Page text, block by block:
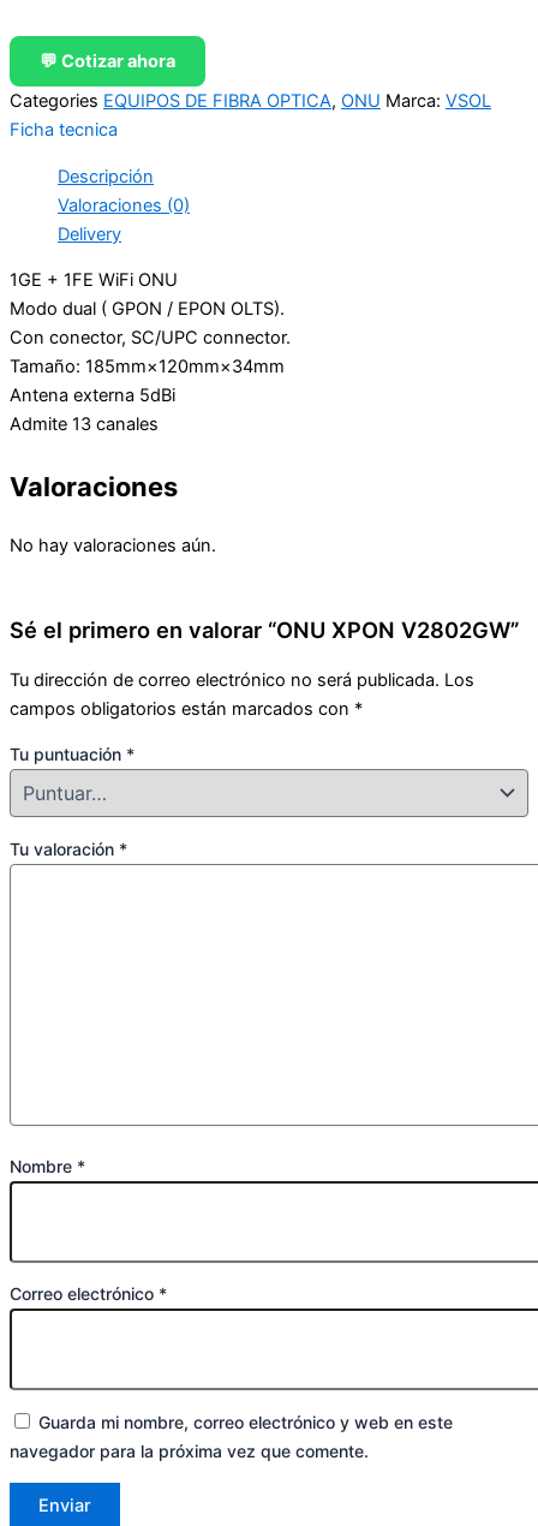
💬 Cotizar ahora
Categories EQUIPOS DE FIBRA OPTICA, ONU Marca: VSOL
Ficha tecnica
Descripción
Valoraciones (0)
Delivery
1GE + 1FE WiFi ONU
Modo dual ( GPON / EPON OLTS).
Con conector, SC/UPC connector.
Tamaño: 185mm×120mm×34mm
Antena externa 5dBi
Admite 13 canales
Valoraciones
No hay valoraciones aún.
Sé el primero en valorar “ONU XPON V2802GW”
Tu dirección de correo electrónico no será publicada. Los
campos obligatorios están marcados con *
Tu puntuación *
Tu valoración *
Nombre *
Correo electrónico *
Guarda mi nombre, correo electrónico y web en este
navegador para la próxima vez que comente.